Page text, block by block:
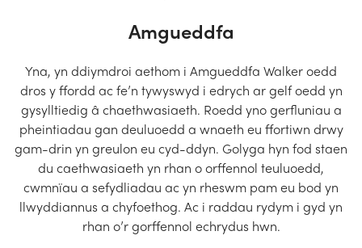
Amgueddfa
Yna, yn ddiymdroi aethom i Amgueddfa Walker oedd
dros y ffordd ac fe’n tywyswyd i edrych ar gelf oedd yn
gysylltiedig â chaethwasiaeth. Roedd yno gerfluniau a
pheintiadau gan deuluoedd a wnaeth eu ffortiwn drwy
gam-drin yn greulon eu cyd-ddyn. Golyga hyn fod staen
du caethwasiaeth yn rhan o orffennol teuluoedd,
cwmnïau a sefydliadau ac yn rheswm pam eu bod yn
llwyddiannus a chyfoethog. Ac i raddau rydym i gyd yn
rhan o’r gorffennol echrydus hwn.